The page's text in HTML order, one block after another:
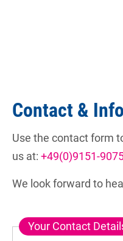
Contact &
Use the contact form
us at: +49(0)9151-
We look forward to
Your Contact